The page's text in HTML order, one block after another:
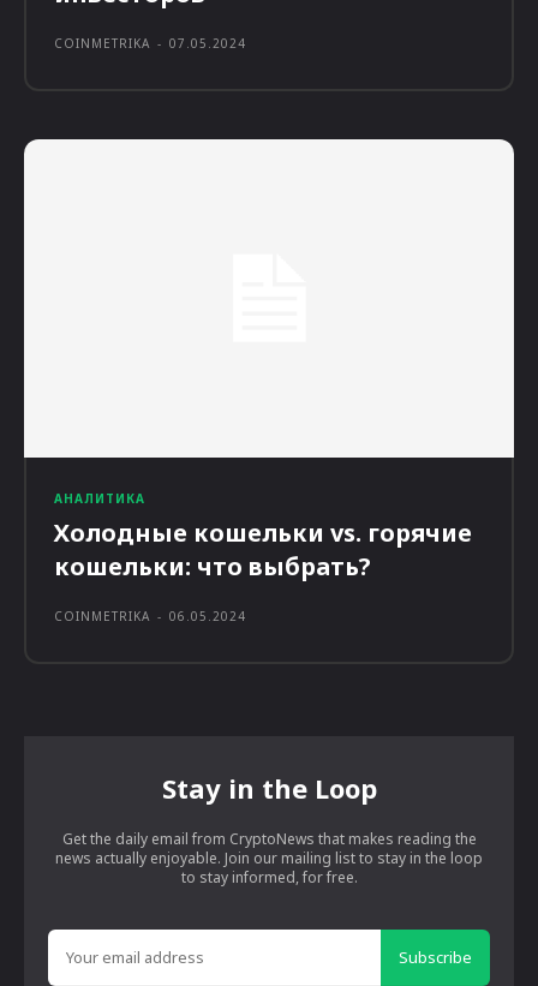
COINMETRIKA - 07.05.2024
АНАЛИТИКА
Холодные кошельки vs. горячие
кошельки: что выбрать?
COINMETRIKA - 06.05.2024
Stay in the Loop
Get the daily email from CryptoNews that makes reading the
news actually enjoyable. Join our mailing list to stay in the loop
to stay informed, for free.
Subscribe